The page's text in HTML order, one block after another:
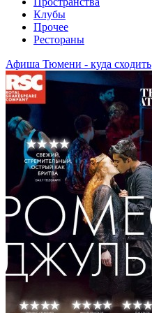
Клубы
Прочее
Рестораны
Афиша Тюмени - куда сходить